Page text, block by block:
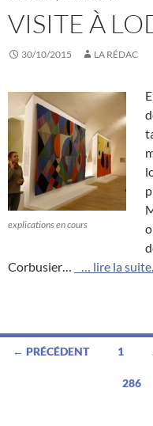
VISITE À
30/10/2015 LA RÉDAC
explications en cours
Corbusier…
… lire la
Navigation
← PRÉCÉDENT 1
286